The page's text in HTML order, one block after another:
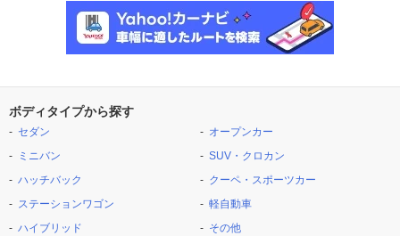
ボディタイプから探す
セダン
ミニバン
ハッチバック
ステーションワゴン
ハイブリッド
オープンカー
SUV・クロカン
クーペ・スポーツカー
軽自動車
その他